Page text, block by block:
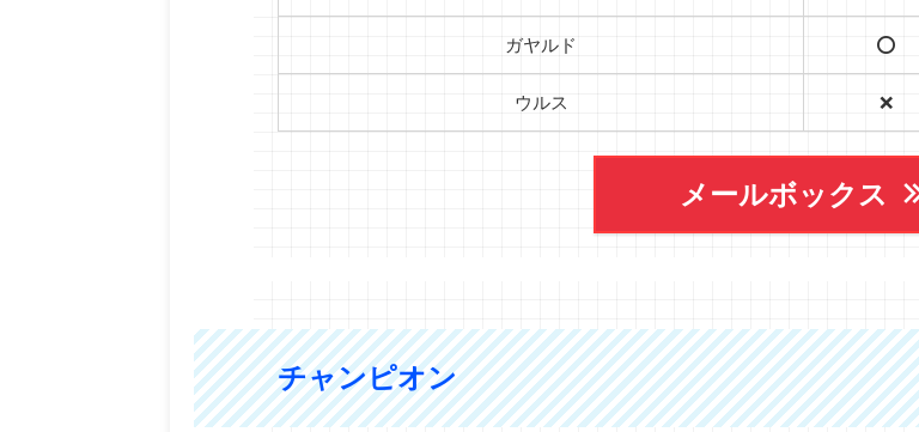
ガヤルド ⭕️
ウルス ❌
メールボックス
チャンピオン